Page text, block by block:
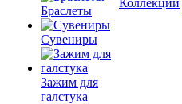
Браслеты
Сувениры
Зажим для
галстука
Коллекции